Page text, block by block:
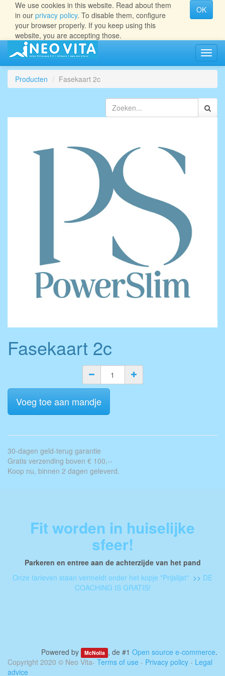
We use cookies in this website. Read about them
in our privacy policy. To disable them, configure
your browser properly. If you keep using this
website, you are accepting those.
OK
aan/
Producten
Fasekaart 2c
Fasekaart 2c
Voeg toe aan mandje
30-dagen geld-terug garantie
Gratis verzending boven € 100,--
Koop nu, binnen 2 dagen geleverd.
Fit worden in huiselijke
sfeer!
Parkeren en entree aan de achterzijde van het pand
Onze tarieven staan vermeldt onder het kopje "Prijslijst" >> DE
COACHING IS GRATIS!
Powered by McNolia , de #1 Open source e-commerce.
Copyright 2020 © Neo Vita- Terms of use - Privacy policy - Legal
advice